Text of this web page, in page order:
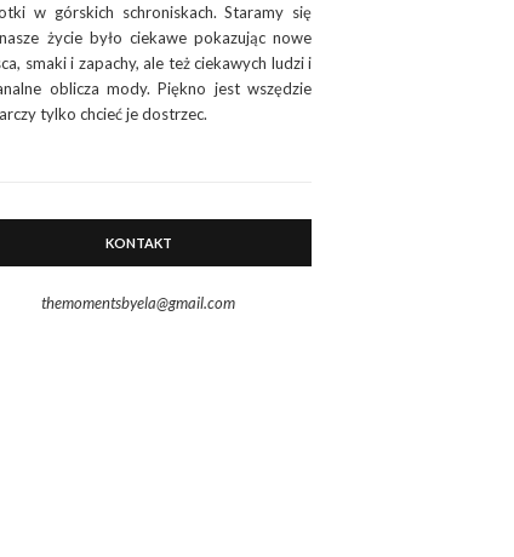
w górskich schroniskach. Staramy się
życie było ciekawe pokazując nowe
smaki i zapachy, ale też ciekawych ludzi i
oblicza mody. Piękno jest wszędzie
tylko chcieć je dostrzec.
KONTAKT
themomentsbyela@gmail.com